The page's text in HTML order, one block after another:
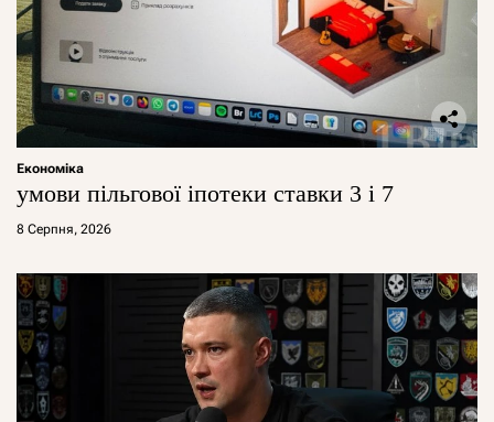
Економіка
умови пільгової іпотеки ставки 3 і 7
8 Серпня, 2026